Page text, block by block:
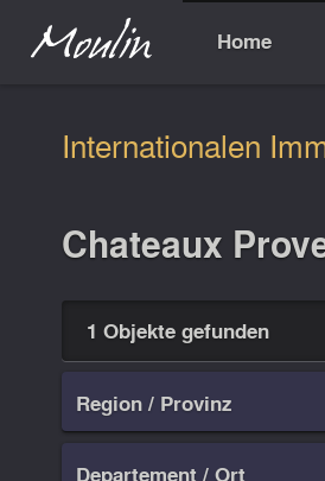
Home
Internationalen
Chateaux
1 Objekte gefunden
Region / Provinz
Departement / Ort